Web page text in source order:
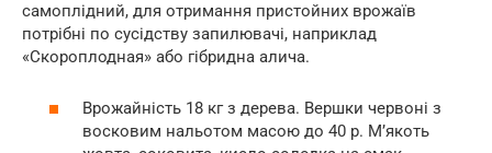
самоплідний, для отримання пристойних врожаїв
потрібні по сусідству запилювачі, наприклад
«Скороплодная» або гібридна алича.
Врожайність 18 кг з дерева. Вершки червоні з
восковим нальотом масою до 40 р. М’якоть